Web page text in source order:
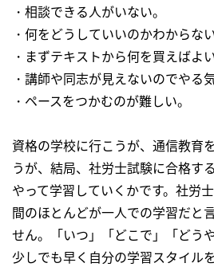
・相談できる人がいない。
・何をどうしていいのかわからない
・まずテキストから何を買えばよ
・講師や同志が見えないのでやる
・ペースをつかむのが難しい。
資格の学校に行こうが、通信教育
うが、結局、社労士試験に合格す
やって学習していくかです。社労
間のほとんどが一人での学習だと
せん。「いつ」「どこで」「どう
少しでも早く自分の学習スタイル